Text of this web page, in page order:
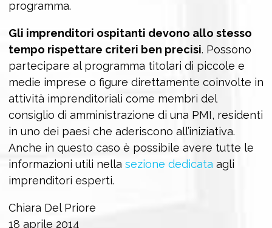
programma.
Gli imprenditori ospitanti devono allo stesso
tempo rispettare criteri ben precisi. Possono
partecipare al programma titolari di piccole e
medie imprese o figure direttamente coinvolte in
attività imprenditoriali come membri del
consiglio di amministrazione di una PMI, residenti
in uno dei paesi che aderiscono all’iniziativa.
Anche in questo caso è possibile avere tutte le
informazioni utili nella sezione dedicata agli
imprenditori esperti.
Chiara Del Priore
18 aprile 2014